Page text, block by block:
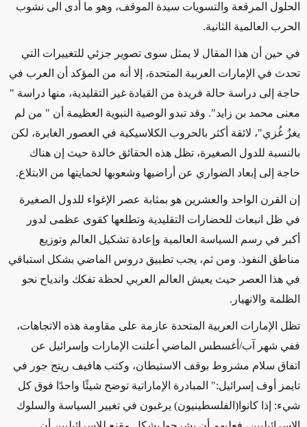
الحلول المرقعة والتسويات سيدة الموقف، وهو ما أدى الى نشوب
الحرب العالمية الثانية.
في حين أن هذا المقال لا يمثل سوى تصوير جزئي للتغييرات التي
تحدث في الإمارات العربية المتحدة، إلا أنه من المؤكد أن العرب في
حاجة إلى دراسة حالة فريدة من القيادة غير التقليدية، منها دراسة "
معنى محمد بن زايد". وقد تبدو الوصية النبوية العظيمة أن " من لم
يغزُ غُزي"، لائقة أكثر بالحروب الكلاسيكية في العصور الغابرة، لكن
بالنسبة للدول الصغيرة، تظل هذه الحقائق خالدة حيث إن هناك
حاجة إلى إبعاد الضواري عن أراضيها وشعوبها لحمايتها من الابتلاع.
إن القرن الواحد والعشرين هو بمثابة عصر الإغواء للدول الصغيرة
في ظل انبعاث للحضارات التقليدية وتطلعها كقوى عظمى لدور
أكبر في رسم السياسة العالمية وإعادة تشكيل العالم وتوزيع
مناطق النفوذ. ومن ثم، يجب تطبيق دروس الماضي بشكل استباقي
في هذا العصر حيث يعيش العالم العربي لحظة تفكك واندياح نحو
الظلمة والانهيار.
تظل الإمارات العربية المتحدة عازمة على مقاومة هذه الاتجاهات،
ففي شهر آب/ أغسطس الماضي أعلنت الإمارات وإسرائيل عن
اتفاق سلام مشروط بوقف الاستيطان، وكتب هافيف ريتج جور في
تايمز أوف إسرائيل:" المبادرة الإماراتية توضح شيئًا واحدًا فوق كل
شيء: إذا كانوا(الفلسطينيون) يرغبون في تغيير السياسة والسلوك